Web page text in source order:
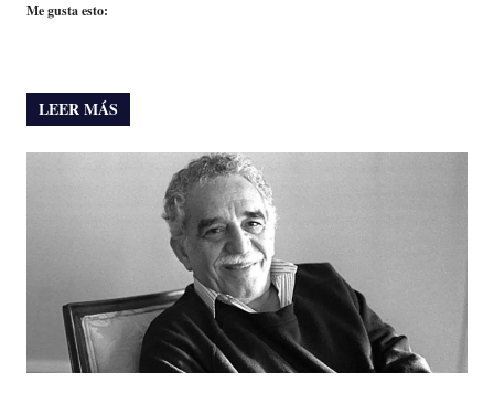
Me gusta esto:
LEER MÁS